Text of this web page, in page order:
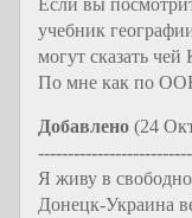
Если вы
учебник
могут сказать
По мне как по
Добавлено (24
Я живу в
Донецк-Украина